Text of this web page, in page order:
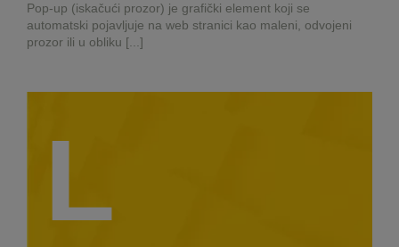
Pop-up (iskačući prozor) je grafički element koji se
automatski pojavljuje na web stranici kao maleni, odvojeni
prozor ili u obliku [...]
L